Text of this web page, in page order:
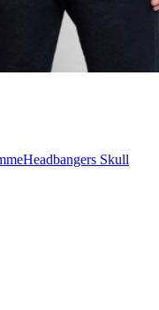
Headbangers Skull